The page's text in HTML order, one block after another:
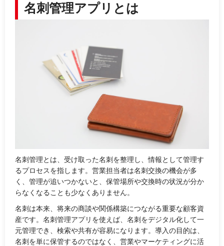
名刺管理アプリとは
名刺管理とは、受け取った名刺を整理し、情報として管理す
るプロセスを指します。営業担当者は名刺交換の機会が多
く、管理が追いつかないと、保管場所や交換時の状況が分か
らなくなることも少なくありません。
名刺は本来、将来の商談や関係構築につながる重要な顧客資
産です。名刺管理アプリを使えば、名刺をデジタル化して一
元管理でき、検索や共有が容易になります。導入の目的は、
名刺を単に保管するのではなく、営業やマーケティングに活